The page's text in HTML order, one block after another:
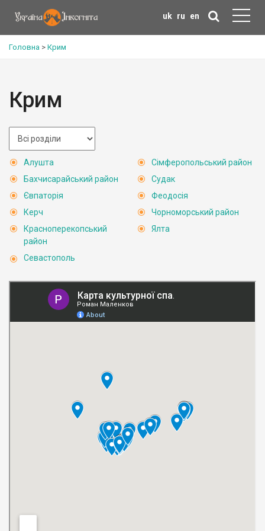
uk ru en
Головна > Крим
Крим
Алушта
Бахчисарайський район
Євпаторія
Керч
Красноперекопський
район
Севастополь
Сімферопольський район
Судак
Феодосія
Чорноморський район
Ялта